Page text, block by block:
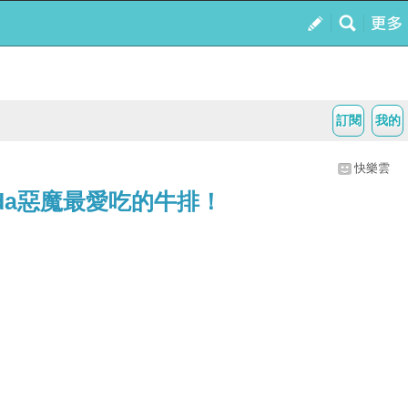
我的
訂閱
快樂雲
魔最愛吃的牛排！